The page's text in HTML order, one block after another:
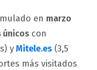
en marzo
únicos con
yMitele.es (3,5
más visitados